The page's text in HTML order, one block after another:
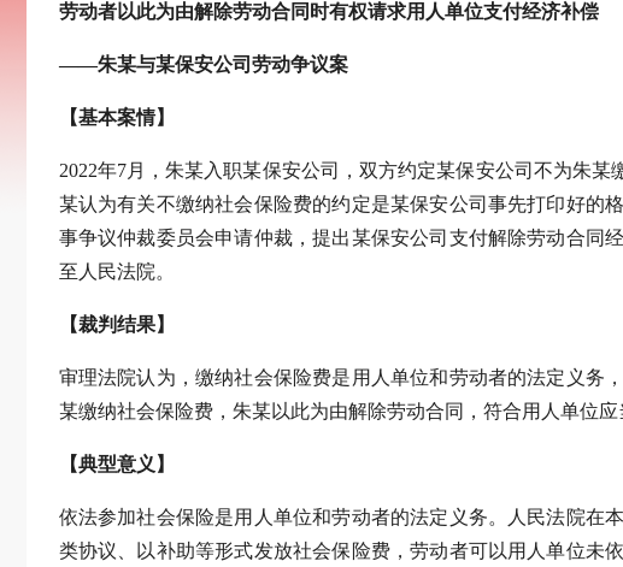
劳动者以此为由解除劳动合同时有权请求用人单位支付经济补偿
——朱某与某保安公司劳动争议案
【基本案情】
2022年7月，朱某入职某保安公司，双方约定某保安公司不为朱
某认为有关不缴纳社会保险费的约定是某保安公司事先打印好的
事争议仲裁委员会申请仲裁，提出某保安公司支付解除劳动合同
至人民法院。
【裁判结果】
审理法院认为，缴纳社会保险费是用人单位和劳动者的法定义务
某缴纳社会保险费，朱某以此为由解除劳动合同，符合用人单位
【典型意义】
依法参加社会保险是用人单位和劳动者的法定义务。人民法院在
类协议、以补助等形式发放社会保险费，劳动者可以用人单位未